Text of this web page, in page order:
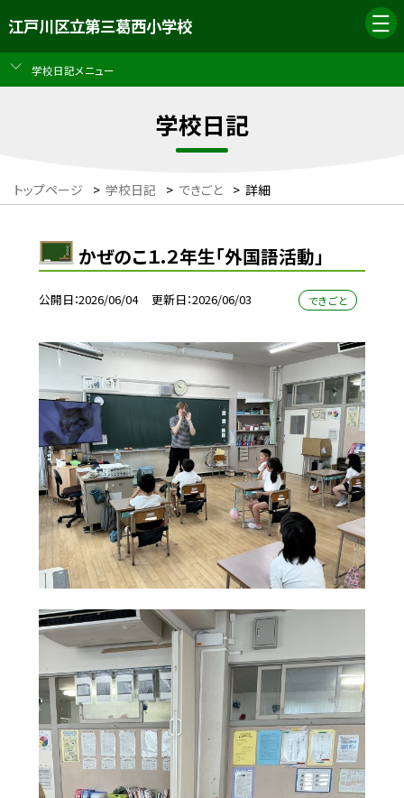
江戸川区立第三葛西小学校
学校日記メニュー
学校日記
トップページ > 学校日記 > できごと > 詳細
かぜのこ１.２年生「外国語活動」
公開日 2026/06/04 更新日 2026/06/03 できごと